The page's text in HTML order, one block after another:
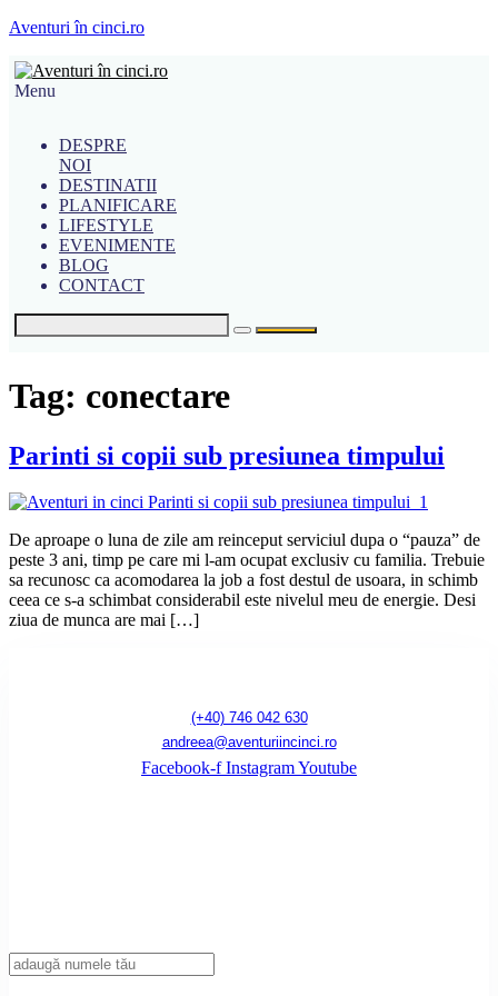
Aventuri în cinci.ro
Menu
DESPRE
NOI
DESTINATII
PLANIFICARE
LIFESTYLE
EVENIMENTE
BLOG
CONTACT
Tag: conectare
Parinti si copii sub presiunea timpului
De aproape o luna de zile am reinceput serviciul dupa o “pauza” de
peste 3 ani, timp pe care mi l-am ocupat exclusiv cu familia. Trebuie
sa recunosc ca acomodarea la job a fost destul de usoara, in schimb
ceea ce s-a schimbat considerabil este nivelul meu de energie. Desi
ziua de munca are mai […]
(+40) 746 042 630
andreea@aventuriincinci.ro
Facebook-f InstagramYoutube